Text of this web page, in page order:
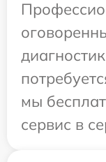
мы
сервис в